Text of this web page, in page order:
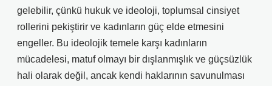
gelebilir, çünkü hukuk ve ideoloji, toplumsal cinsiyet
rollerini pekiştirir ve kadınların güç elde etmesini
engeller. Bu ideolojik temele karşı kadınların
mücadelesi, matuf olmayı bir dışlanmışlık ve güçsüzlük
hali olarak değil, ancak kendi haklarının savunulması